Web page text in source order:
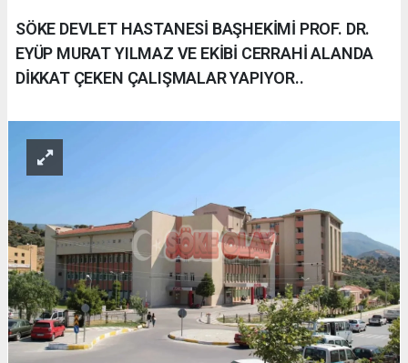
SÖKE DEVLET HASTANESİ BAŞHEKİMİ PROF. DR.
EYÜP MURAT YILMAZ VE EKİBİ CERRAHİ ALANDA
DİKKAT ÇEKEN ÇALIŞMALAR YAPIYOR..